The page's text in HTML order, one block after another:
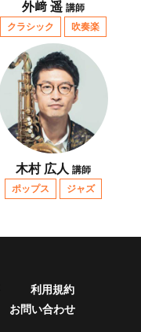
外﨑 遥 講師
クラシック
吹奏楽
木村 広人 講師
ポップス
ジャズ
利用規約
お問い合わせ